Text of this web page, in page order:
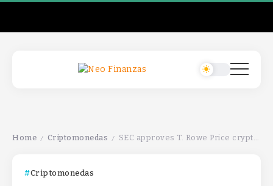
Home / Criptomonedas / SEC approves T. Rowe Price crypto ETF with BTC, ETH and XRP exposureSEC approves T. Rowe Price crypto ETF with BTC, ETH and XRP exposureSEC approves T. Rowe Price crypto ETF with BTC, ETH and XRP exposure
Criptomonedas